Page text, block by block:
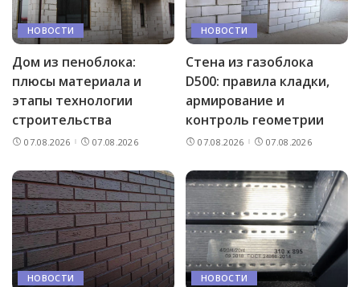
НОВОСТИ
Дом из пеноблока:
плюсы материала и
этапы технологии
строительства
07.08.2026 07.08.2026
НОВОСТИ
Стена из газоблока
D500: правила кладки,
армирование и
контроль геометрии
07.08.2026 07.08.2026
НОВОСТИ НОВОСТИ